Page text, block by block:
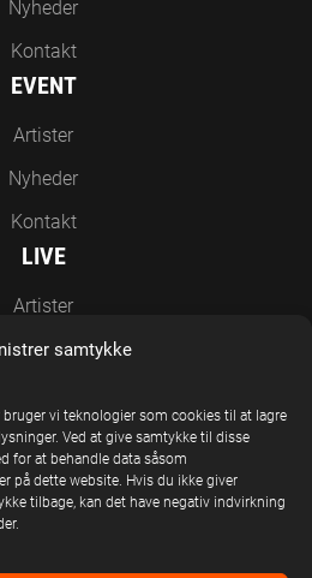
samtykke
bruger vi teknologier som cookies til at lagre
Ved at give samtykke til disse
for at behandle data såsom
på dette website. Hvis du ikke giver
tilbage, kan det have negativ indvirkning
Nyheder
Kontakt
EVENT
Artister
Nyheder
Kontakt
LIVE
Artister
Nyheder
STAGE GROUP